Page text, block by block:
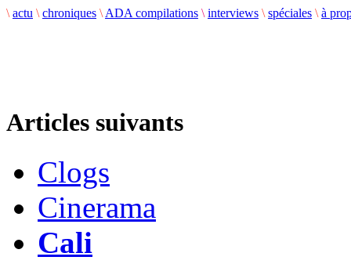
\ actu \ chroniques \ ADA compilations \ interviews \ spéciales \ à
Articles suivants
Clogs
Cinerama
Cali